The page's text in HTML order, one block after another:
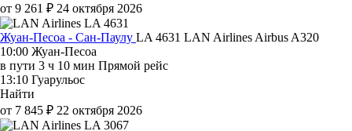
от 9 261 ₽ 24 октября 2026
Жуан-Песоа - Сан-Паулу LA 4631 LAN Airlines Airbus A320
10:00 Жуан-Песоа
в пути 3 ч 10 мин Прямой рейс
13:10 Гуарульос
Найти
от 7 845 ₽ 22 октября 2026